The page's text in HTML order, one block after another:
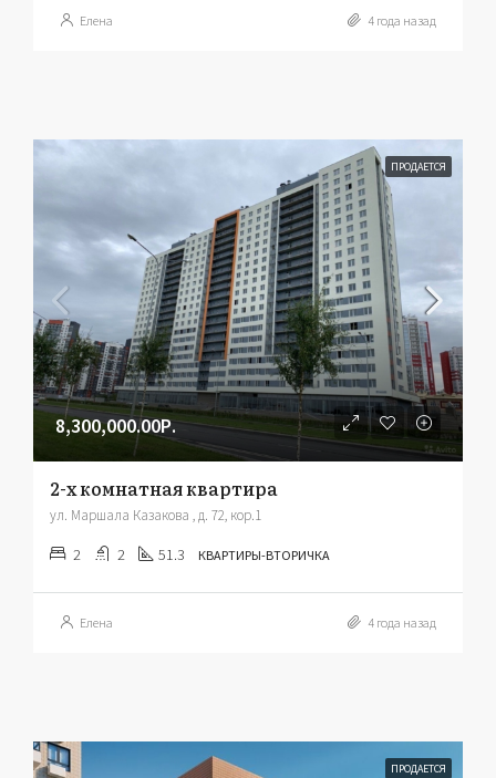
Елена 4 года назад
ПРОДАЕТСЯ
8,300,000.00Р.
2-х комнатная квартира
ул. Маршала Казакова , д. 72, кор.1
2 2 51.3 КВАРТИРЫ-ВТОРИЧКА
Елена 4 года назад
ПРОДАЕТСЯ